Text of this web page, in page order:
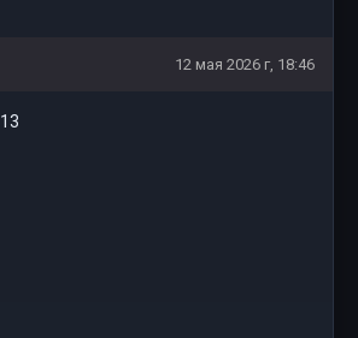
12 мая 2026 г, 18:46
13